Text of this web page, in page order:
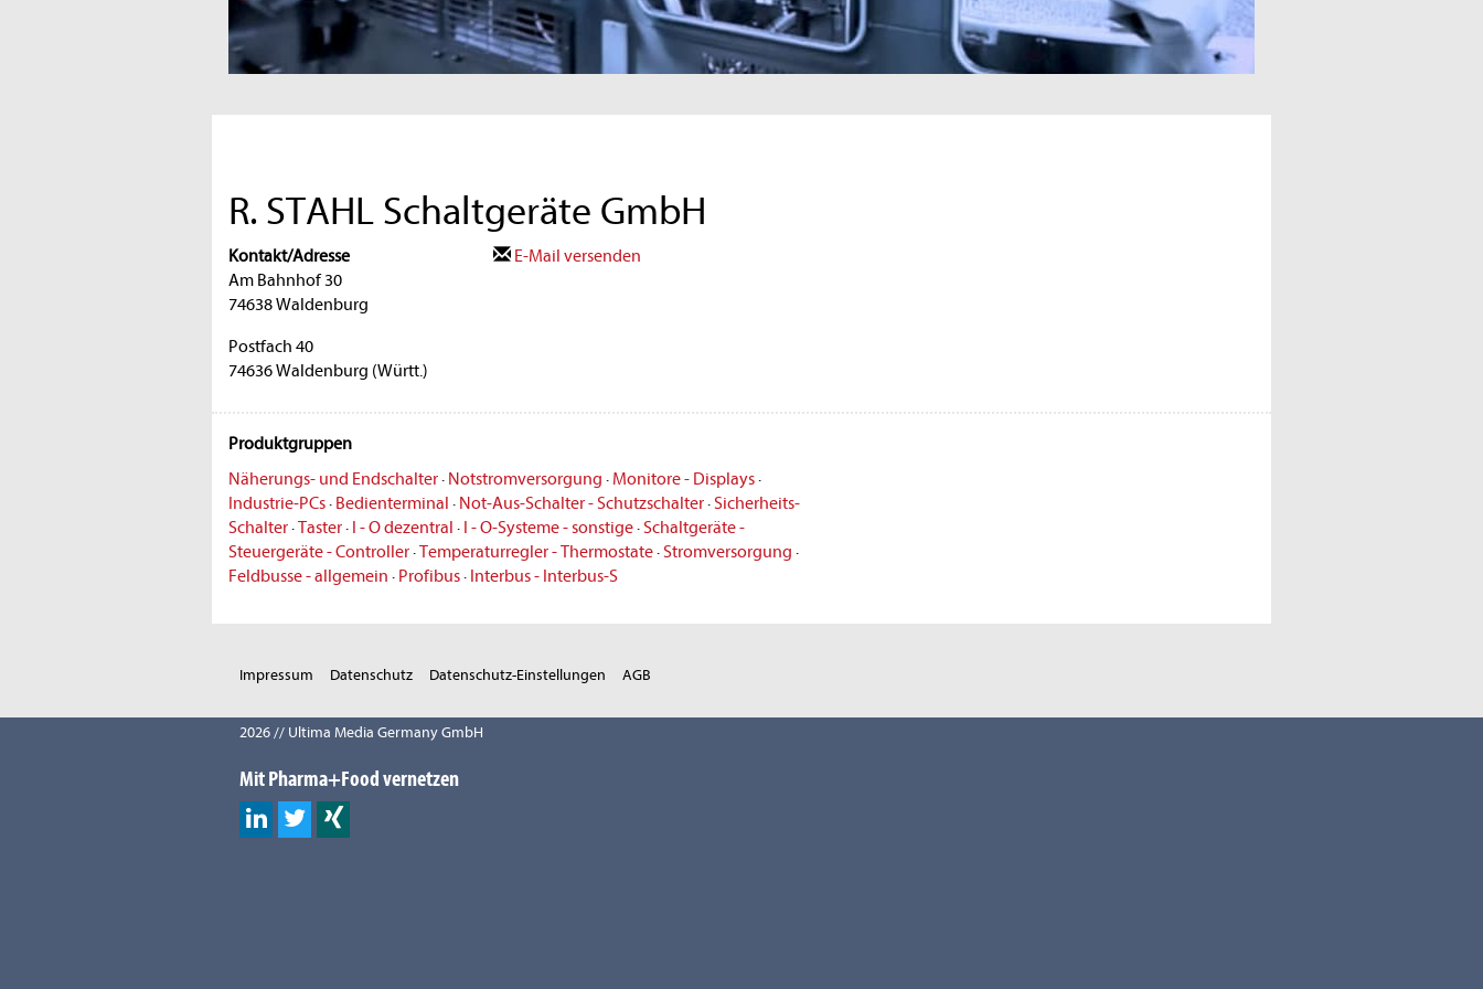
R. STAHL Schaltgeräte GmbH
Kontakt/Adresse
Am Bahnhof 30
74638 Waldenburg
Postfach 40
74636 Waldenburg (Württ.)
E-Mail versenden
Produktgruppen
Näherungs- und Endschalter· Notstromversorgung · Monitore - Displays·
Industrie-PCs· Bedienterminal · Not-Aus-Schalter - Schutzschalter·Sicherheits-
Schalter·Taster· I - O dezentral · I - O-Systeme - sonstige·Schaltgeräte -
Steuergeräte - Controller·Temperaturregler - Thermostate·Stromversorgung ·
Feldbusse - allgemein · Profibus· Interbus - Interbus-S
Impressum Datenschutz Datenschutz-Einstellungen AGB
2026 // Ultima Media Germany GmbH
Mit Pharma+Food vernetzen